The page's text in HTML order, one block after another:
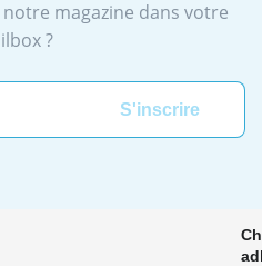
magazine dans votre
?